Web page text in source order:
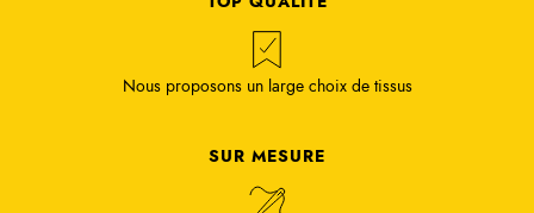
SUR MESURE
Confection possible dans nos magasins